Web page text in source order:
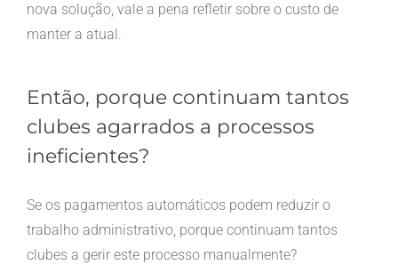
nova solução, vale a pena refletir sobre o custo de
manter a atual.
Então, porque continuam tantos
clubes agarrados a processos
ineficientes?
Se os pagamentos automáticos podem reduzir o
trabalho administrativo, porque continuam tantos
clubes a gerir este processo manualmente?